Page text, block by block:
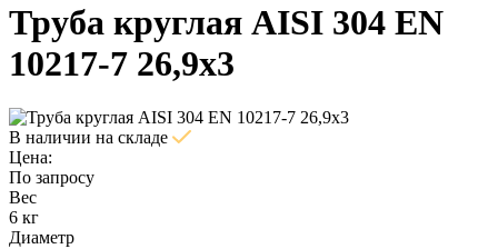
Труба круглая AISI 304 EN
10217-7 26,9х3
В наличии на складе
Цена:
По запросу
Вес
6 кг
Диаметр